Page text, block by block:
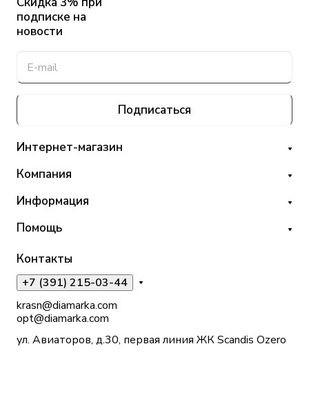
подписке на
новости
Подписаться
Интернет-магазин
Компания
Информация
Помощь
Контакты
+7 (391) 215-03-44
krasn@diamarka.com
opt@diamarka.com
ул. Авиаторов, д.30, первая линия ЖК Scandis Ozero